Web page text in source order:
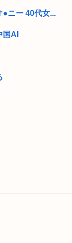
●ニー 40代女...
AI